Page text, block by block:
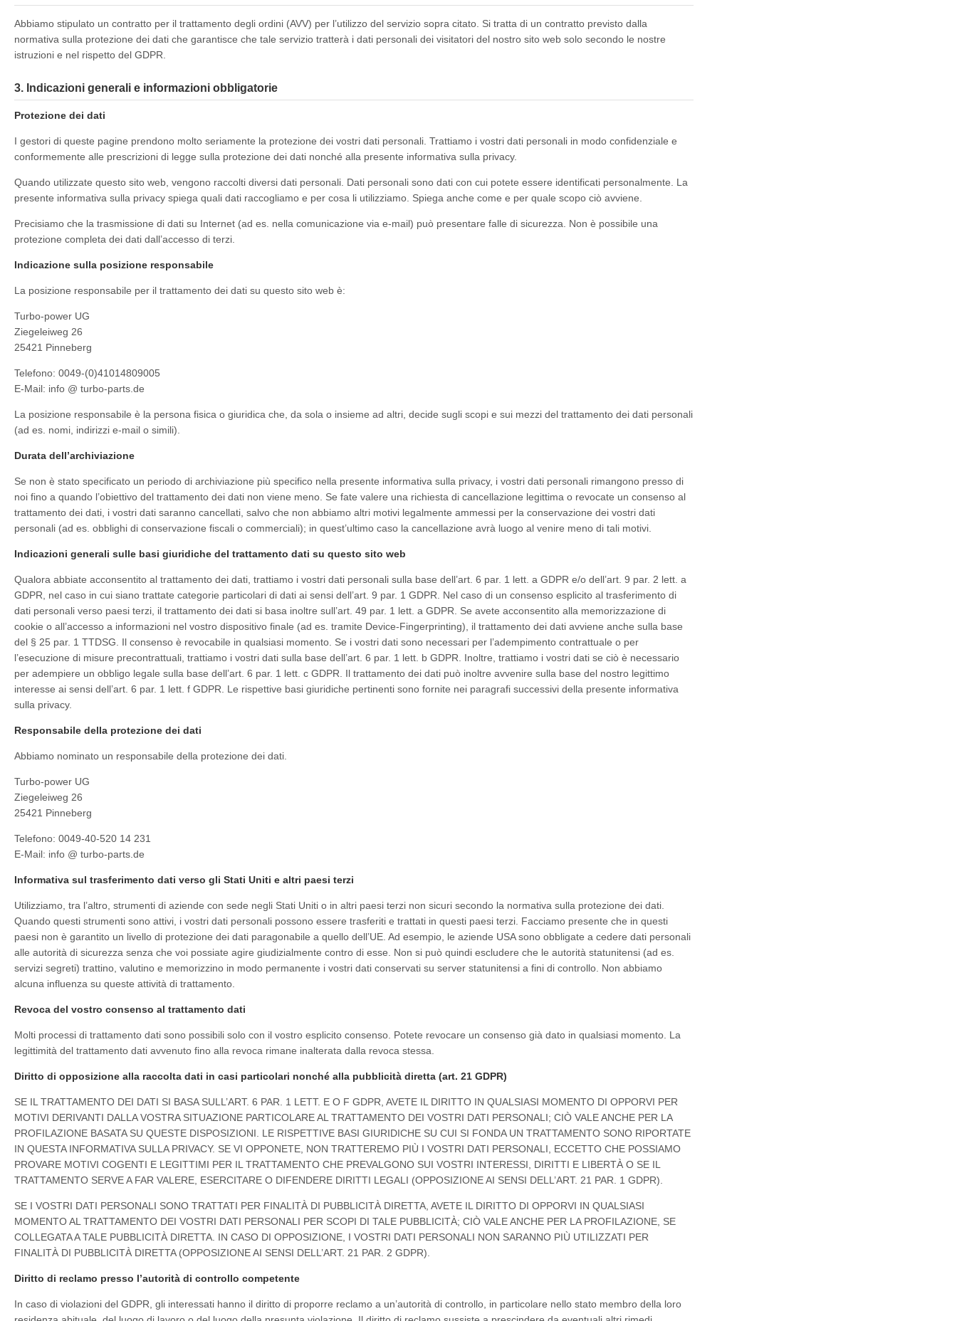
Abbiamo stipulato un contratto per il trattamento degli ordini (AVV) per l’utilizzo del servizio sopra citato. Si tratta di un contratto previsto dalla
normativa sulla protezione dei dati che garantisce che tale servizio tratterà i dati personali dei visitatori del nostro sito web solo secondo le nostre
istruzioni e nel rispetto del GDPR.
3. Indicazioni generali e informazioni obbligatorie
Protezione dei dati
I gestori di queste pagine prendono molto seriamente la protezione dei vostri dati personali. Trattiamo i vostri dati personali in modo confidenziale e
conformemente alle prescrizioni di legge sulla protezione dei dati nonché alla presente informativa sulla privacy.
Quando utilizzate questo sito web, vengono raccolti diversi dati personali. Dati personali sono dati con cui potete essere identificati personalmente. La
presente informativa sulla privacy spiega quali dati raccogliamo e per cosa li utilizziamo. Spiega anche come e per quale scopo ciò avviene.
Precisiamo che la trasmissione di dati su Internet (ad es. nella comunicazione via e-mail) può presentare falle di sicurezza. Non è possibile una
protezione completa dei dati dall’accesso di terzi.
Indicazione sulla posizione responsabile
La posizione responsabile per il trattamento dei dati su questo sito web è:
Turbo-power UG
Ziegeleiweg 26
25421 Pinneberg
Telefono: 0049-(0)41014809005
E-Mail: info @ turbo-parts.de
La posizione responsabile è la persona fisica o giuridica che, da sola o insieme ad altri, decide sugli scopi e sui mezzi del trattamento dei dati personali
(ad es. nomi, indirizzi e-mail o simili).
Durata dell’archiviazione
Se non è stato specificato un periodo di archiviazione più specifico nella presente informativa sulla privacy, i vostri dati personali rimangono presso di
noi fino a quando l’obiettivo del trattamento dei dati non viene meno. Se fate valere una richiesta di cancellazione legittima o revocate un consenso al
trattamento dei dati, i vostri dati saranno cancellati, salvo che non abbiamo altri motivi legalmente ammessi per la conservazione dei vostri dati
personali (ad es. obblighi di conservazione fiscali o commerciali); in quest’ultimo caso la cancellazione avrà luogo al venire meno di tali motivi.
Indicazioni generali sulle basi giuridiche del trattamento dati su questo sito web
Qualora abbiate acconsentito al trattamento dei dati, trattiamo i vostri dati personali sulla base dell’art. 6 par. 1 lett. a GDPR e/o dell’art. 9 par. 2 lett. a
GDPR, nel caso in cui siano trattate categorie particolari di dati ai sensi dell’art. 9 par. 1 GDPR. Nel caso di un consenso esplicito al trasferimento di
dati personali verso paesi terzi, il trattamento dei dati si basa inoltre sull’art. 49 par. 1 lett. a GDPR. Se avete acconsentito alla memorizzazione di
cookie o all’accesso a informazioni nel vostro dispositivo finale (ad es. tramite Device-Fingerprinting), il trattamento dei dati avviene anche sulla base
del § 25 par. 1 TTDSG. Il consenso è revocabile in qualsiasi momento. Se i vostri dati sono necessari per l’adempimento contrattuale o per
l’esecuzione di misure precontrattuali, trattiamo i vostri dati sulla base dell’art. 6 par. 1 lett. b GDPR. Inoltre, trattiamo i vostri dati se ciò è necessario
per adempiere un obbligo legale sulla base dell’art. 6 par. 1 lett. c GDPR. Il trattamento dei dati può inoltre avvenire sulla base del nostro legittimo
interesse ai sensi dell’art. 6 par. 1 lett. f GDPR. Le rispettive basi giuridiche pertinenti sono fornite nei paragrafi successivi della presente informativa
sulla privacy.
Responsabile della protezione dei dati
Abbiamo nominato un responsabile della protezione dei dati.
Turbo-power UG
Ziegeleiweg 26
25421 Pinneberg
Telefono: 0049-40-520 14 231
E-Mail: info @ turbo-parts.de
Informativa sul trasferimento dati verso gli Stati Uniti e altri paesi terzi
Utilizziamo, tra l’altro, strumenti di aziende con sede negli Stati Uniti o in altri paesi terzi non sicuri secondo la normativa sulla protezione dei dati.
Quando questi strumenti sono attivi, i vostri dati personali possono essere trasferiti e trattati in questi paesi terzi. Facciamo presente che in questi
paesi non è garantito un livello di protezione dei dati paragonabile a quello dell’UE. Ad esempio, le aziende USA sono obbligate a cedere dati personali
alle autorità di sicurezza senza che voi possiate agire giudizialmente contro di esse. Non si può quindi escludere che le autorità statunitensi (ad es.
servizi segreti) trattino, valutino e memorizzino in modo permanente i vostri dati conservati su server statunitensi a fini di controllo. Non abbiamo
alcuna influenza su queste attività di trattamento.
Revoca del vostro consenso al trattamento dati
Molti processi di trattamento dati sono possibili solo con il vostro esplicito consenso. Potete revocare un consenso già dato in qualsiasi momento. La
legittimità del trattamento dati avvenuto fino alla revoca rimane inalterata dalla revoca stessa.
Diritto di opposizione alla raccolta dati in casi particolari nonché alla pubblicità diretta (art. 21 GDPR)
SE IL TRATTAMENTO DEI DATI SI BASA SULL’ART. 6 PAR. 1 LETT. E O F GDPR, AVETE IL DIRITTO IN QUALSIASI MOMENTO DI OPPORVI PER
MOTIVI DERIVANTI DALLA VOSTRA SITUAZIONE PARTICOLARE AL TRATTAMENTO DEI VOSTRI DATI PERSONALI; CIÒ VALE ANCHE PER LA
PROFILAZIONE BASATA SU QUESTE DISPOSIZIONI. LE RISPETTIVE BASI GIURIDICHE SU CUI SI FONDA UN TRATTAMENTO SONO RIPORTATE
IN QUESTA INFORMATIVA SULLA PRIVACY. SE VI OPPONETE, NON TRATTEREMO PIÙ I VOSTRI DATI PERSONALI, ECCETTO CHE POSSIAMO
PROVARE MOTIVI COGENTI E LEGITTIMI PER IL TRATTAMENTO CHE PREVALGONO SUI VOSTRI INTERESSI, DIRITTI E LIBERTÀ O SE IL
TRATTAMENTO SERVE A FAR VALERE, ESERCITARE O DIFENDERE DIRITTI LEGALI (OPPOSIZIONE AI SENSI DELL’ART. 21 PAR. 1 GDPR).
SE I VOSTRI DATI PERSONALI SONO TRATTATI PER FINALITÀ DI PUBBLICITÀ DIRETTA, AVETE IL DIRITTO DI OPPORVI IN QUALSIASI
MOMENTO AL TRATTAMENTO DEI VOSTRI DATI PERSONALI PER SCOPI DI TALE PUBBLICITÀ; CIÒ VALE ANCHE PER LA PROFILAZIONE, SE
COLLEGATA A TALE PUBBLICITÀ DIRETTA. IN CASO DI OPPOSIZIONE, I VOSTRI DATI PERSONALI NON SARANNO PIÙ UTILIZZATI PER
FINALITÀ DI PUBBLICITÀ DIRETTA (OPPOSIZIONE AI SENSI DELL’ART. 21 PAR. 2 GDPR).
Diritto di reclamo presso l’autorità di controllo competente
In caso di violazioni del GDPR, gli interessati hanno il diritto di proporre reclamo a un’autorità di controllo, in particolare nello stato membro della loro